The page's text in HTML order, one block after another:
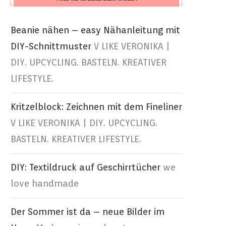
Beanie nähen – easy Nähanleitung mit
DIY-Schnittmuster V LIKE VERONIKA |
DIY. UPCYCLING. BASTELN. KREATIVER
LIFESTYLE.
Kritzelblock: Zeichnen mit dem Fineliner
V LIKE VERONIKA | DIY. UPCYCLING.
BASTELN. KREATIVER LIFESTYLE.
DIY: Textildruck auf Geschirrtücher we
love handmade
Der Sommer ist da – neue Bilder im